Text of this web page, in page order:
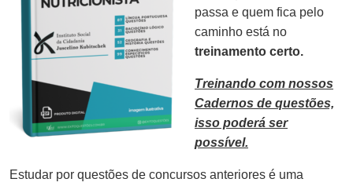
passa e quem fica pelo
caminho está no
treinamento certo.
Treinando com nossos
Cadernos de questões,
isso poderá ser
possível.
Estudar por questões de concursos anteriores é uma